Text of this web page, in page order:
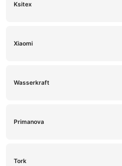
Ksitex
Xiaomi
Wasserkraft
Primanova
Tork